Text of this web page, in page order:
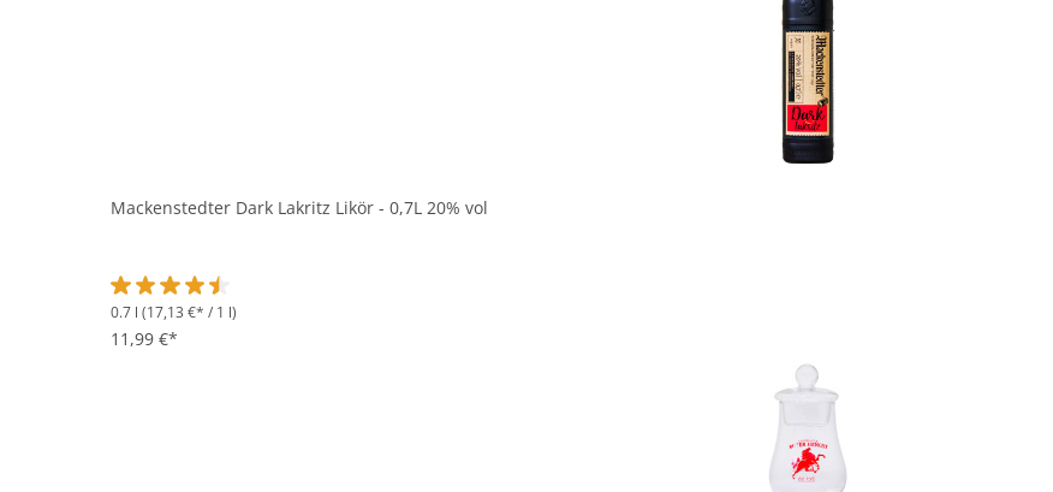
Mackenstedter Dark Lakritz Likör - 0,7L 20% vol
Durchschnittliche Bewertung von 4.4 von 5 Sternen
0.7 l (17,13 €* / 1 l)
11,99 €*
In den Korb